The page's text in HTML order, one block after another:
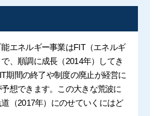
エネルギー事業はFIT（エネルギ
、順調に成長（2014年）してき
期間の終了や制度の廃止が経営に
想できます。この大きな荒波に
（2017年）にのせていくにはど